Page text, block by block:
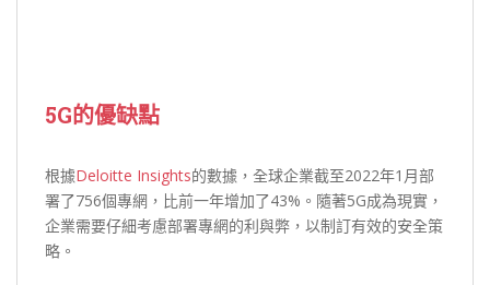
5G的優缺點
根據Deloitte Insights的數據，全球企業截至2022年1月部
署了756個專網，比前一年增加了43%。隨著5G成為現實，
企業需要仔細考慮部署專網的利與弊，以制訂有效的安全策
略。